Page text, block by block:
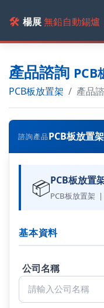
🛠️ 楊展無鉛自動錫爐
產品諮詢 PCB
PCB板放置架 產品
諮詢產品PCB板放置架
📦PCB板放置
PCB板放置架
基本資料
公司名稱